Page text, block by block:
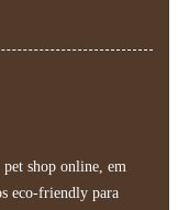
shop online, em
eco-friendly para